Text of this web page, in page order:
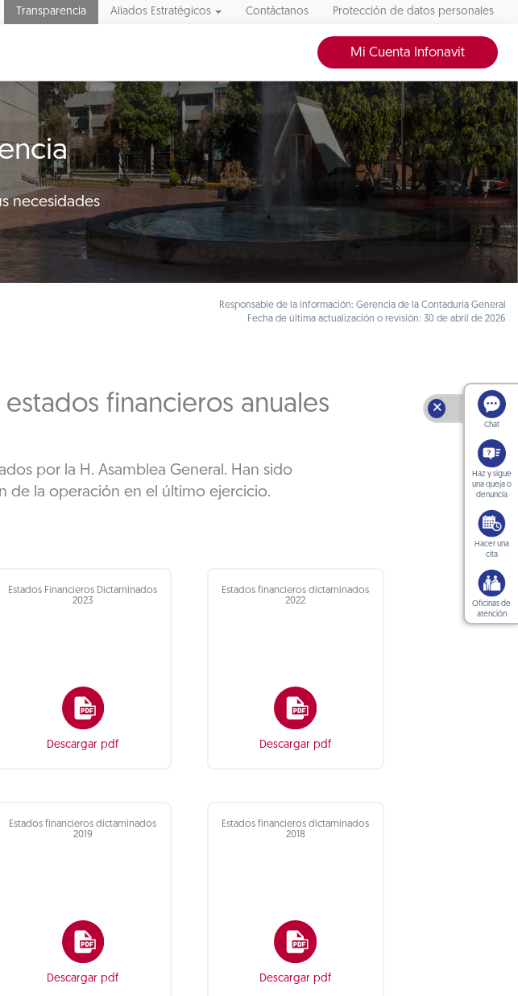
Transparencia Aliados Estratégicos Contáctanos Protección de datos personales
Mi Cuenta Infonavit
necesidades
Responsable de la información: Gerencia de la Contaduría General
Fecha de última actualización o revisión: 30 de abril de 2026
financieros anuales
por la H. Asamblea General. Han sido
de la operación en el último ejercicio.
Estados Financieros Dictaminados
2023
Descargar pdf
Estados financieros dictaminados
2022
Descargar pdf
Estados financieros dictaminados
2019
Descargar pdf
Estados financieros dictaminados
2018
Descargar pdf
🗙
Chat
Haz y sigue
una queja o
denuncia
Hacer una
cita
Oficinas de
atención